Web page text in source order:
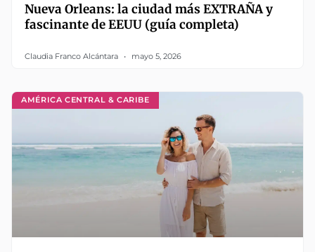
Nueva Orleans: la ciudad más EXTRAÑA y
fascinante de EEUU (guía completa)
Claudia Franco Alcántara mayo 5, 2026
AMÉRICA CENTRAL & CARIBE